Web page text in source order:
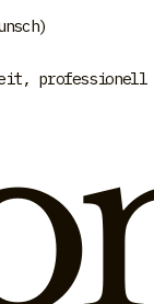
professionell